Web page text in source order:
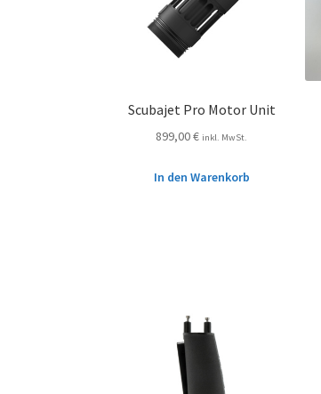
Scubajet Pro Motor Unit
899,00€ inkl. MwSt.
In den Warenkorb